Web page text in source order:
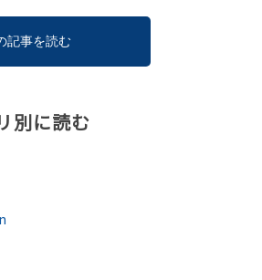
記事を読む
別に読む